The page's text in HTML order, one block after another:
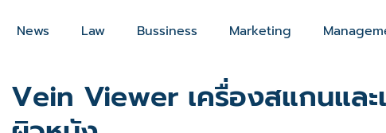
News Law Bussiness Marketing
Blog ความรู้ ขั้นตอนขออนุญาตเปิดคลินิก
Vein Viewer เครื่องสแกนและ